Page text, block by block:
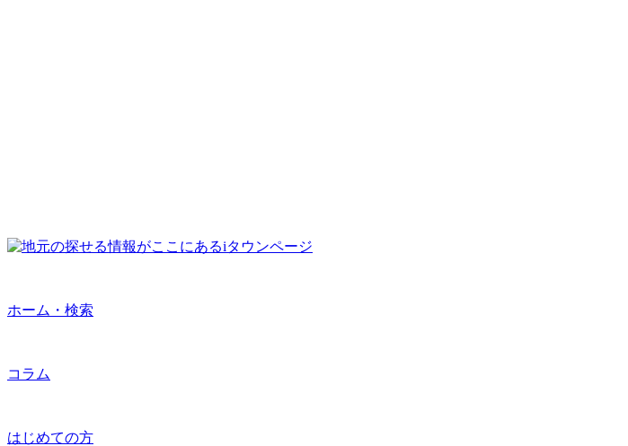
ホーム・検索
コラム
はじめての方